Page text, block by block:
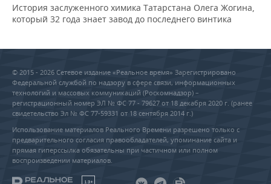
История заслуженного химика Татарстана Олега Жогина,
который 32 года знает завод до последнего винтика
© 2015 - 2026 Сетевое издание «Реальное время» Зарегистрировано
Федеральной службой по надзору в сфере связи, информационных
технологий и массовых коммуникаций (Роскомнадзор) –
регистрационный номер ЭЛ № ФС 77 - 79627 от 18 декабря 2020 г. (ранее
свидетельство Эл № ФС 77-59331 от 18 сентября 2014 г.)
Использование материалов Реального Времени разрешено только с
предварительного согласия правообладателей, упоминание сайта и
прямая гиперссылка обязательны при частичном или полном
воспроизведении материалов.
18+